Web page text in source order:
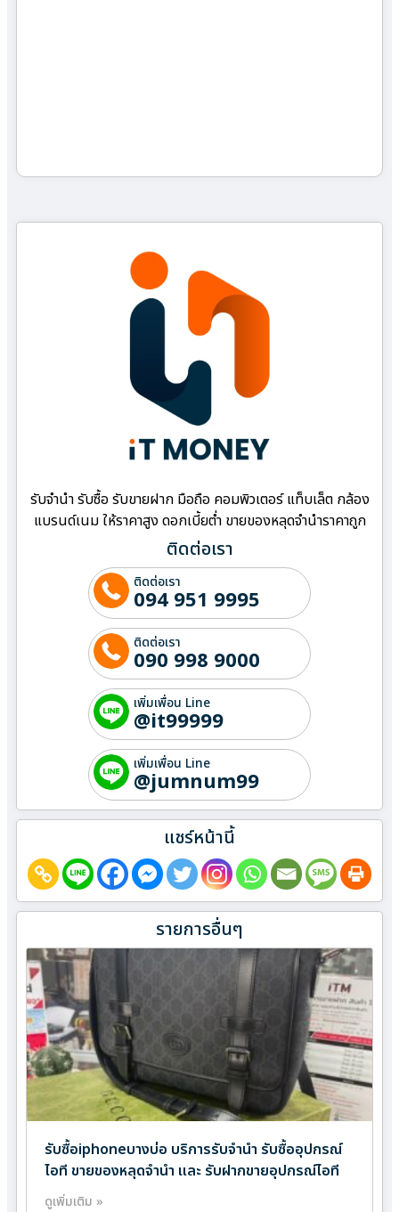
รับจำนำ รับซื้อ รับขายฝาก มือถือ คอมพิวเตอร์ แท็บเล็ต กล้อง
แบรนด์เนม ให้ราคาสูง ดอกเบี้ยต่ำ ขายของหลุดจำนำราคาถูก
ติดต่อเรา
ติดต่อเรา
094 951 9995
ติดต่อเรา
090 998 9000
เพิ่มเพื่อน Line
@it99999
เพิ่มเพื่อน Line
@jumnum99
แชร์หน้านี้
รายการอื่นๆ
รับซื้อiphoneบางบ่อ บริการรับจำนำ รับซื้ออุปกรณ์
ไอที ขายของหลุดจำนำ และ รับฝากขายอุปกรณ์ไอที
ดูเพิ่มเติม »